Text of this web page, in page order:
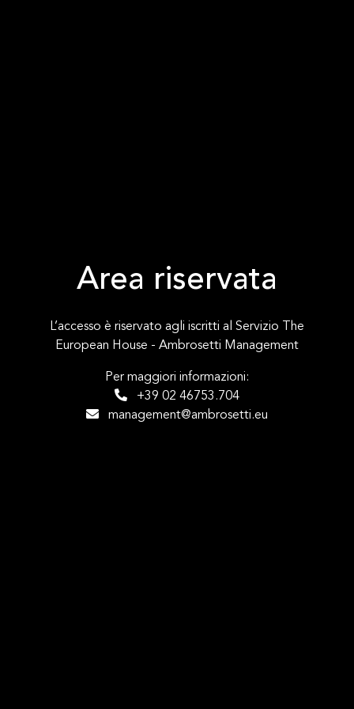
Area riservata
L’accesso è riservato agli iscritti al Servizio The
European House - Ambrosetti Management
Per maggiori informazioni:
+39 02 46753.704
management@ambrosetti.eu